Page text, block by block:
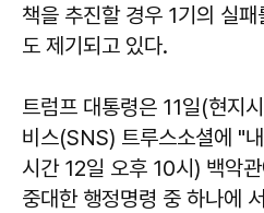
책을 추진할 경우 1기의 실
도 제기되고 있다.
트럼프 대통령은 11일(현지
비스(SNS) 트루스소셜에 "
시간 12일 오후 10시) 백악
중대한 행정명령 중 하나에